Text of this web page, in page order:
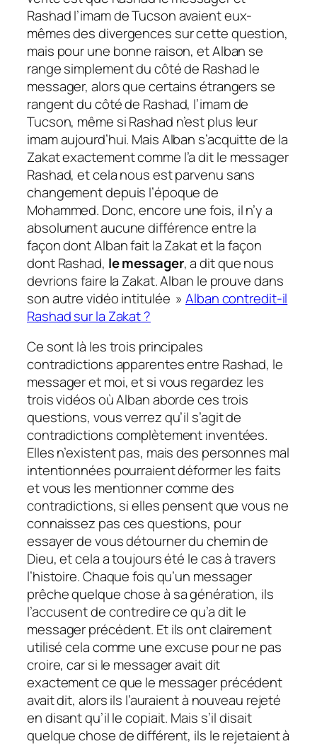
Rashad l’imam de Tucson avaient eux-
mêmes des divergences sur cette question,
mais pour une bonne raison, et Alban se
range simplement du côté de Rashad le
messager, alors que certains étrangers se
rangent du côté de Rashad, l’imam de
Tucson, même si Rashad n’est plus leur
imam aujourd’hui. Mais Alban s’acquitte de la
Zakat exactement comme l’a dit le messager
Rashad, et cela nous est parvenu sans
changement depuis l’époque de
Mohammed. Donc, encore une fois, il n’y a
absolument aucune différence entre la
façon dont Alban fait la Zakat et la façon
dont Rashad, le messager, a dit que nous
devrions faire la Zakat. Alban le prouve dans
son autre vidéo intitulée »Alban contredit-il
Rashad sur la Zakat ?
Ce sont là les trois principales
contradictions apparentes entre Rashad, le
messager et moi, et si vous regardez les
trois vidéos où Alban aborde ces trois
questions, vous verrez qu’il s’agit de
contradictions complètement inventées.
Elles n’existent pas, mais des personnes mal
intentionnées pourraient déformer les faits
et vous les mentionner comme des
contradictions, si elles pensent que vous ne
connaissez pas ces questions, pour
essayer de vous détourner du chemin de
Dieu, et cela a toujours été le cas à travers
l’histoire. Chaque fois qu’un messager
prêche quelque chose à sa génération, ils
l’accusent de contredire ce qu’a dit le
messager précédent. Et ils ont clairement
utilisé cela comme une excuse pour ne pas
croire, car si le messager avait dit
exactement ce que le messager précédent
avait dit, alors ils l’auraient à nouveau rejeté
en disant qu’il le copiait. Mais s’il disait
quelque chose de différent, ils le rejetaient à